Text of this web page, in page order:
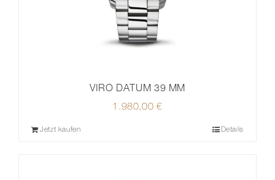
VIRO DATUM 39 MM
1.980,00€
Jetzt kaufen Details